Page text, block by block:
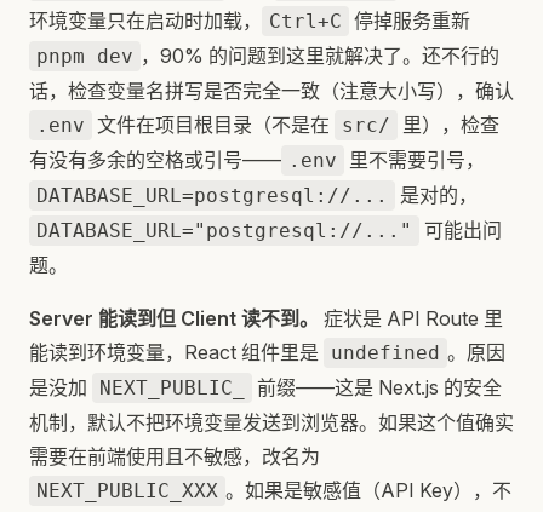
环境变量只在启动时加载， Ctrl+C 停掉服务重新
pnpm dev ，90% 的问题到这里就解决了。还不行的
话，检查变量名拼写是否完全一致（注意大小写），确认
.env 文件在项目根目录（不是在 src/
里），检查
有没有多余的空格或引号—— .env 里不需要引号，
DATABASE_URL=postgresql://... 是对的，
DATABASE_URL="postgresql://..."
可能出问
题。
Server 能读到但 Client 读不到。
症状是 API Route 里
能读到环境变量，React 组件里是
undefined 。原因
是没加
NEXT_PUBLIC_
前缀——这是 Next.js 的安全
机制，默认不把环境变量发送到浏览器。如果这个值确实
需要在前端使用且不敏感，改名为
NEXT_PUBLIC_XXX 。如果是敏感值（API Key），不